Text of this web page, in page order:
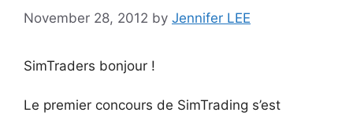
November 28, 2012 by Jennifer LEE
SimTraders bonjour !
Le premier concours de SimTrading s’est